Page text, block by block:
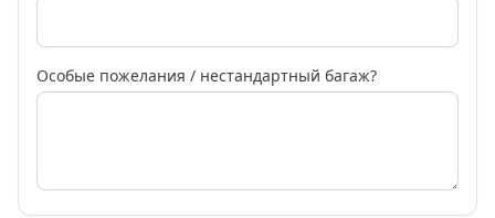
Особые пожелания / нестандартный багаж?